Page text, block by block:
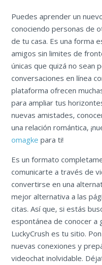
Puedes aprender un
conociendo personas de
de tu casa. Es una forma
amigos sin limites de
únicas que quizá no sean
conversaciones en línea
plataforma ofrecen
para ampliar tus
nuevas amistades,
una relación romántica,
omagke para ti!
Es un formato
comunicarte a través de
convertirse en una
mejor alternativa a las
citas. Así que, si estás
espontánea de conocer a
LuckyCrush es tu sitio.
nuevas conexiones y
videochat inolvidable.